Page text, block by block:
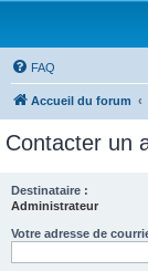
FAQ
Accueil du forum
Contacter un
Destinataire :
Administrateur
Votre adresse de